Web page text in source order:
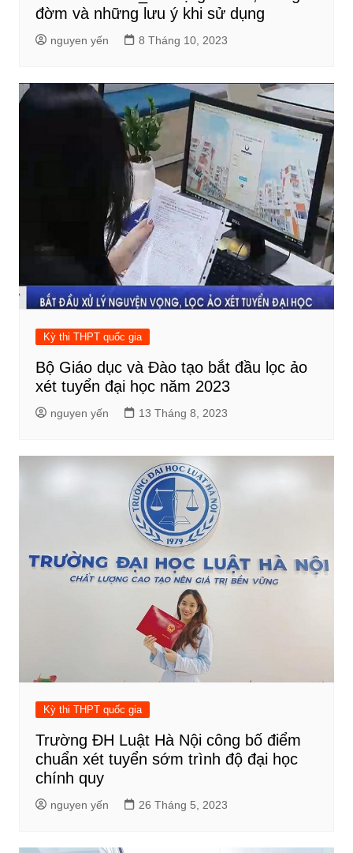
đờm và những lưu ý khi sử dụng
nguyen yến 8 Tháng 10, 2023
Kỳ thi THPT quốc gia
Bộ Giáo dục và Đào tạo bắt đầu lọc ảo
xét tuyển đại học năm 2023
nguyen yến 13 Tháng 8, 2023
Kỳ thi THPT quốc gia
Trường ĐH Luật Hà Nội công bố điểm
chuẩn xét tuyển sớm trình độ đại học
chính quy
nguyen yến 26 Tháng 5, 2023